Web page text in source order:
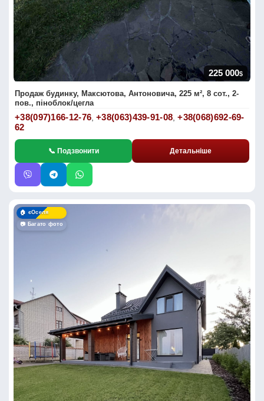
225 000$
Продаж будинку, Максютова, Антоновича, 225 м², 8 сот., 2-
пов., піноблок/цегла
+38(097)166-12-76 ,+38(063)439-91-08 ,+38(068)692-69-
62
📞 Подзвонити Детальніше
🏠 єОселя
📷 Багато фото